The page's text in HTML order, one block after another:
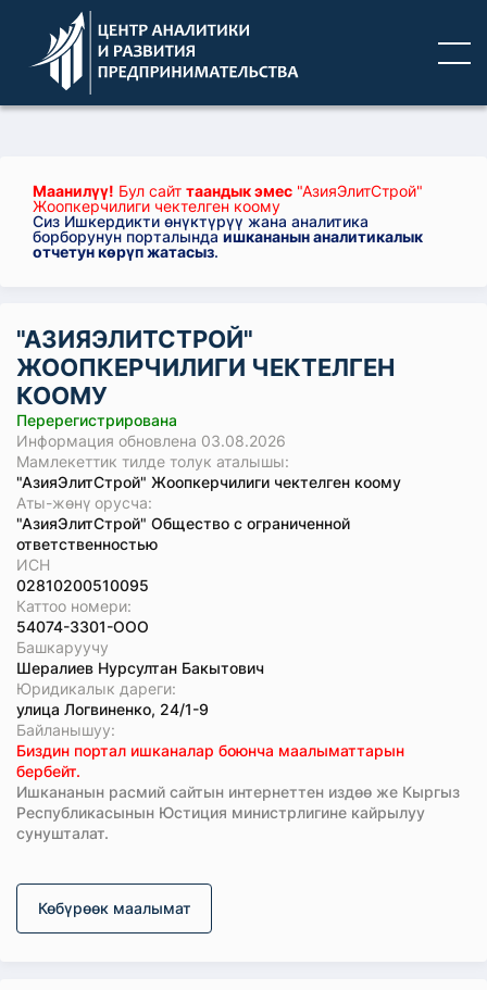
Маанилүү! Бул сайт таандык эмес "АзияЭлитСтрой"
Жоопкерчилиги чектелген коому
Сиз Ишкердикти өнүктүрүү жана аналитика
борборунун порталындаишкананын аналитикалык
отчетун көрүп жатасыз.
"АЗИЯЭЛИТСТРОЙ"
ЖООПКЕРЧИЛИГИ ЧЕКТЕЛГЕН
КООМУ
Перерегистрирована
Информация обновлена 03.08.2026
Мамлекеттик тилде толук аталышы:
"АзияЭлитСтрой" Жоопкерчилиги чектелген коому
Аты-жөнү орусча:
"АзияЭлитСтрой" Общество с ограниченной
ответственностью
ИСН
02810200510095
Каттоо номери:
54074-3301-ООО
Башкаруучу
Шералиев Нурсултан Бакытович
Юридикалык дареги:
улица Логвиненко, 24/1-9
Байланышуу:
Биздин портал ишканалар боюнча маалыматтарын
бербейт.
Ишкананын расмий сайтын интернеттен издөө же Кыргыз
Республикасынын Юстиция министрлигине кайрылуу
сунушталат.
Көбүрөөк маалымат